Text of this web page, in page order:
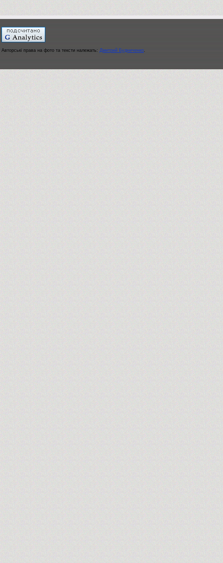
Авторські права на фото та тексти належать: Дмитрий Будниченко.